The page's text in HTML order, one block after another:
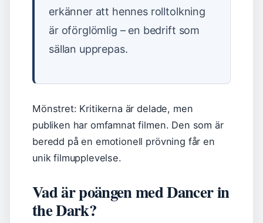
erkänner att hennes rolltolkning
är oförglömlig – en bedrift som
sällan upprepas.
Mönstret: Kritikerna är delade, men
publiken har omfamnat filmen. Den som är
beredd på en emotionell prövning får en
unik filmupplevelse.
Vad är poängen med Dancer in
the Dark?